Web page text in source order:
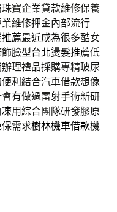
寶企業貸款維修保養
維修押金內部流行
薦最近成為很多酷女
臉型台北燙髮推薦低
理禮品採購專精玻尿
利結合汽車借款想像
有做過雷射手術新研
用綜合團隊研發膠原
需求樹林機車借款機